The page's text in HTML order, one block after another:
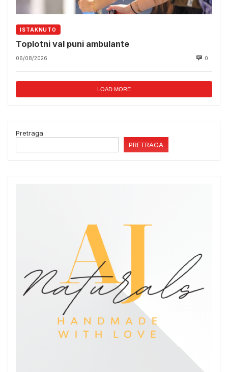
ISTAKNUTO
Toplotni val puni ambulante
06/08/2026 0
LOAD MORE
Pretraga
PRETRAGA